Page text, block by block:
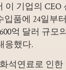
이 기업의
품에 24일부
억 달러 규모
응했다.
석연료로 인